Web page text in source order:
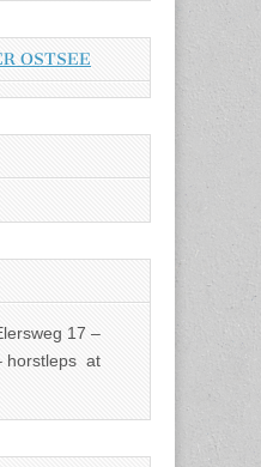
OSTSEE
17 –
horstleps at